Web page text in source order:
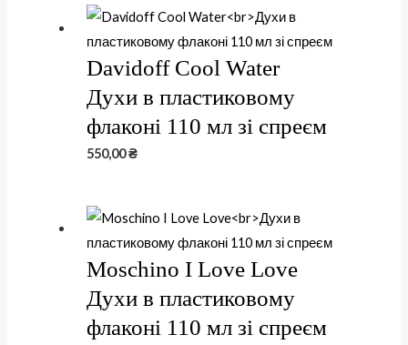
Davidoff Cool Water
Духи в пластиковому
флаконі 110 мл зі спреєм
550,00₴
Moschino I Love Love
Духи в пластиковому
флаконі 110 мл зі спреєм